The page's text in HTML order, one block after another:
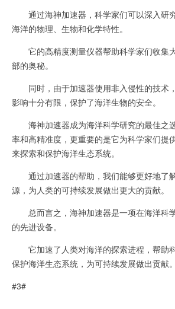
通过海神加速器，科学家们可以深入研
海洋的物理、生物和化学特性。
它的高精度测量仪器帮助科学家们收集
部的奥秘。
同时，由于加速器使用非入侵性的技术
影响十分有限，保护了海洋生物的安全。
海神加速器成为海洋科学研究的最佳之
率和高精准度，更重要的是它为科学家们提
来探索和保护海洋生态系统。
通过加速器的帮助，我们能够更好地了
源，为人类的可持续发展做出更大的贡献。
总而言之，海神加速器是一项在海洋科
的先进设备。
它加速了人类对海洋的探索进程，帮助
保护海洋生态系统，为可持续发展做出贡献。
#3#